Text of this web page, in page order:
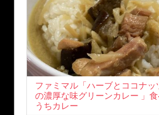
ファミマル「ハーブとココナッ
の濃厚な味グリーンカレー 」
うちカレー